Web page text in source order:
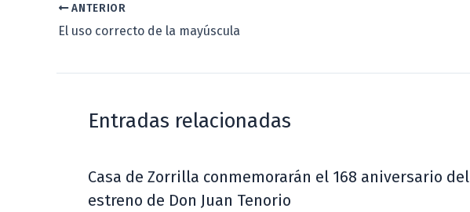
ANTERIOR
El uso correcto de la mayúscula
Entradas relacionadas
Casa de Zorrilla conmemorarán el 168 aniversario del
estreno de Don Juan Tenorio